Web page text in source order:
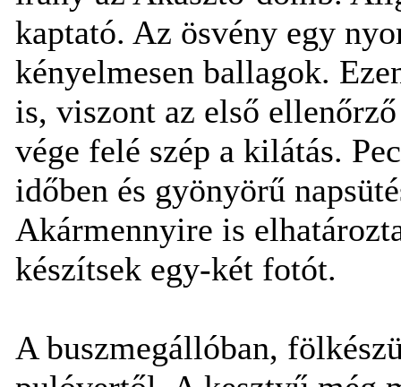
kaptató. Az ösvény egy
kényelmesen ballagok.
is, viszont az első
vége felé szép a kilátás.
időben és gyönyörű
Akármennyire is
készítsek egy-két fotót.
A buszmegállóban,